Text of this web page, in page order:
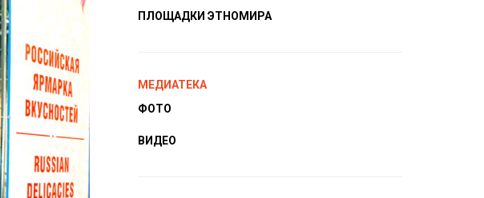
ПЛОЩАДКИ ЭТНОМИРА
МЕДИАТЕКА
ФОТО
ВИДЕО